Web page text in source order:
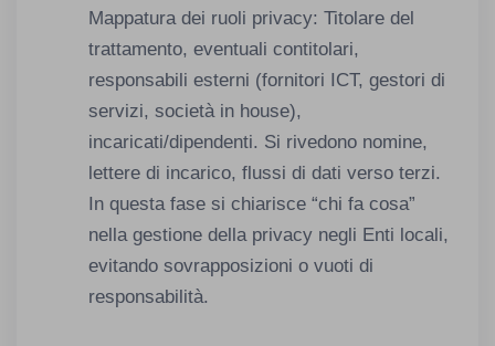
Mappatura dei ruoli privacy: Titolare del
trattamento, eventuali contitolari,
responsabili esterni (fornitori ICT, gestori di
servizi, società in house),
incaricati/dipendenti. Si rivedono nomine,
lettere di incarico, flussi di dati verso terzi.
In questa fase si chiarisce “chi fa cosa”
nella gestione della privacy negli Enti locali,
evitando sovrapposizioni o vuoti di
responsabilità.